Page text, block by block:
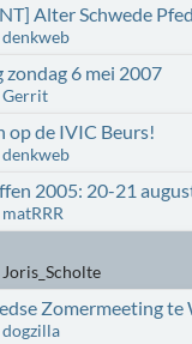
Alter Schwede
denkweb
6 mei 2007
Gerrit
op de IVIC Beurs!
denkweb
2005: 20-21
matRRR
Zomermeeting te
dogzilla